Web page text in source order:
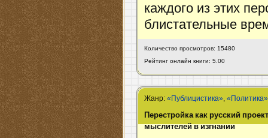
каждого из этих
блистательные
Количество просмотров: 15480
Рейтинг онлайн книги: 5.00
Жанр:«Публицистика»,«Политика»
Перестройка как русский
мыслителей в изгнании